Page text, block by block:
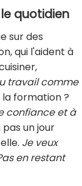
quotidien
sur des
qui l'aident à
travail comme
la formation ?
confiance et à
un jour
Je veux
en restant